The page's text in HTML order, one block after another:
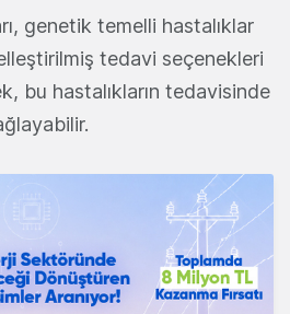
genetik temelli hastalıklar
tedavi seçenekleri
bu hastalıkların tedavisinde